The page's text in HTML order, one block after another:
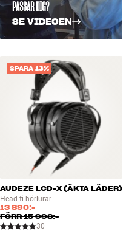
PASSAR DIG?
SE VIDEOEN
SPARA 13%
AUDEZE LCD-X (ÄKTA LÄDER)
Head-fi hörlurar
13 890:-
FÖRR15 998:-
30